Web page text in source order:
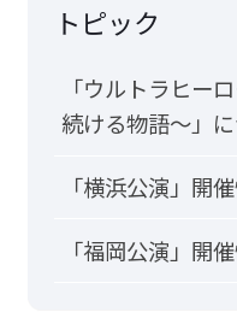
トピック
「ウルトラヒー
続ける物語～」
「横浜公演」開
「福岡公演」開